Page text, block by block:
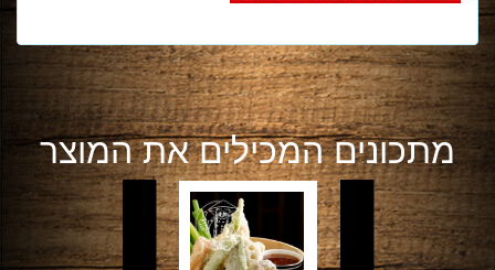
מתכונים המכילים את המוצר